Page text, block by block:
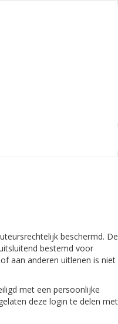
beschermd. De
bestemd voor
aan anderen uitlenen is niet
met een persoonlijke
deze login te delen met